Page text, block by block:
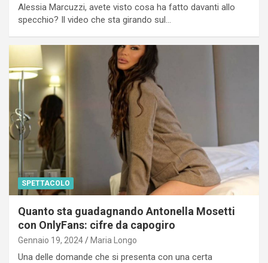
Alessia Marcuzzi, avete visto cosa ha fatto davanti allo
specchio? Il video che sta girando sul…
SPETTACOLO
Quanto sta guadagnando Antonella Mosetti
con OnlyFans: cifre da capogiro
Gennaio 19, 2024 Maria Longo
Una delle domande che si presenta con una certa